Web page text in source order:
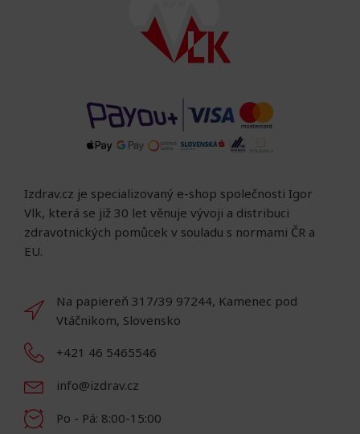
Izdrav.cz je specializovaný e-shop společnosti Igor
Vlk, která se již 30 let věnuje vývoji a distribuci
zdravotnických pomůcek v souladu s normami ČR a
EU.
Na papiereň 317/39 97244, Kamenec pod
Vtáčnikom, Slovensko
+421 46 5465546
info@izdrav.cz
Po - Pá: 8:00-15:00